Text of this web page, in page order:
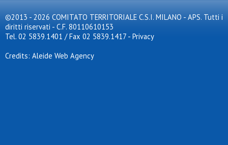
©2013 - 2026 COMITATO TERRITORIALE C.S.I. MILANO - APS. Tutti i
diritti riservati - C.F. 80110610153
Tel. 02 5839.1401 / Fax 02 5839.1417 - Privacy
Credits: Aleide Web Agency